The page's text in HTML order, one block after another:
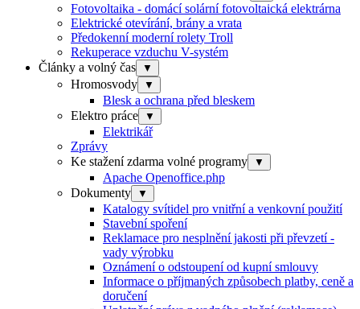
Fotovoltaika - domácí solární fotovoltaická elektrárna
Elektrické otevírání, brány a vrata
Předokenní moderní rolety Troll
Rekuperace vzduchu V-systém
Články a volný čas
▼
Hromosvody ▼
Blesk a ochrana před bleskem
Elektro práce
▼
Elektrikář
Zprávy
Ke stažení zdarma volné programy
▼
Apache Openoffice.php
Dokumenty
▼
Katalogy svítidel pro vnitřní a venkovní použití
Stavební spoření
Reklamace pro nesplnění jakosti při převzetí -
vady výrobku
Oznámení o odstoupení od kupní smlouvy
Informace o příjmaných způsobech platby, ceně a
doručení